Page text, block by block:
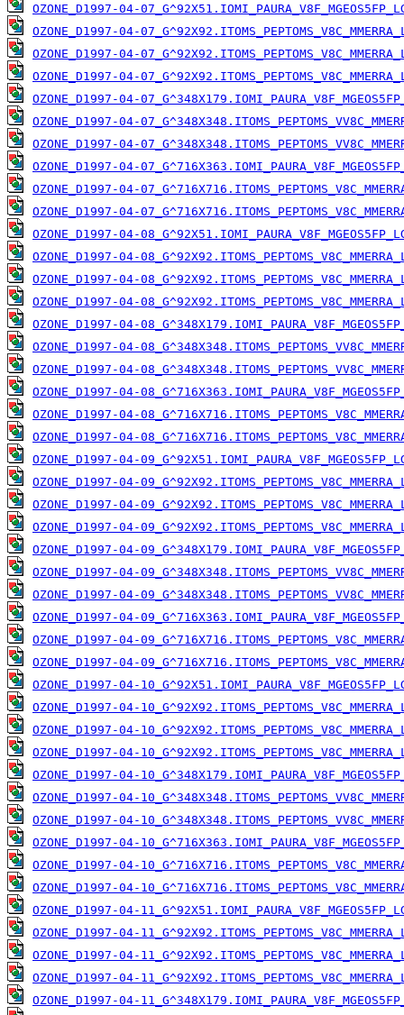
OZONE_D1997-04-
OZONE_D1997-04-
OZONE_D1997-04-
OZONE_D1997-04-
OZONE_D1997-04-
OZONE_D1997-04-
OZONE_D1997-04-
OZONE_D1997-04-
OZONE_D1997-04-
OZONE_D1997-04-
OZONE_D1997-04-
OZONE_D1997-04-
OZONE_D1997-04-
OZONE_D1997-04-
OZONE_D1997-04-
OZONE_D1997-04-
OZONE_D1997-04-
OZONE_D1997-04-
OZONE_D1997-04-
OZONE_D1997-04-
OZONE_D1997-04-
OZONE_D1997-04-
OZONE_D1997-04-
OZONE_D1997-04-
OZONE_D1997-04-
OZONE_D1997-04-
OZONE_D1997-04-
OZONE_D1997-04-
OZONE_D1997-04-
OZONE_D1997-04-
OZONE_D1997-04-
OZONE_D1997-04-
OZONE_D1997-04-
OZONE_D1997-04-
OZONE_D1997-04-
OZONE_D1997-04-
OZONE_D1997-04-
OZONE_D1997-04-
OZONE_D1997-04-
OZONE_D1997-04-
OZONE_D1997-04-
OZONE_D1997-04-
OZONE_D1997-04-
OZONE_D1997-04-
OZONE_D1997-04-